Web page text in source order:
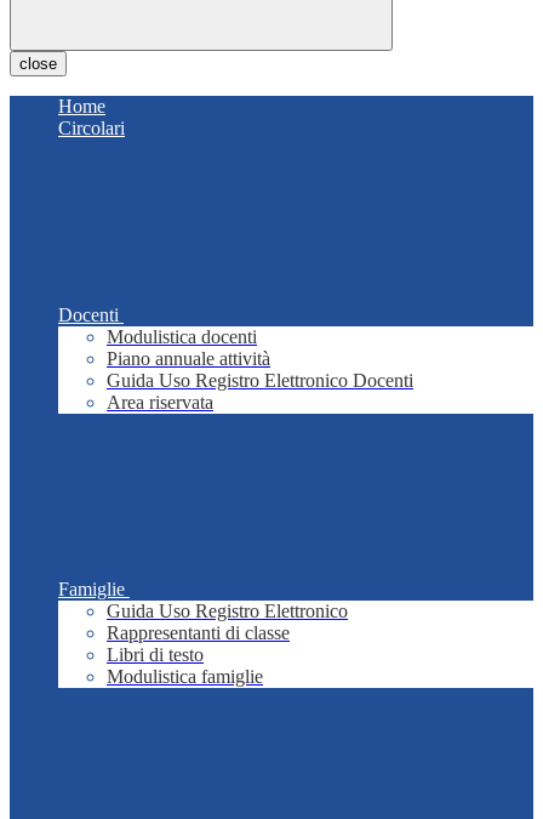
close
Home
Circolari
Docenti
Modulistica docenti
Piano annuale attività
Guida Uso Registro Elettronico Docenti
Area riservata
Famiglie
Guida Uso Registro Elettronico
Rappresentanti di classe
Libri di testo
Modulistica famiglie